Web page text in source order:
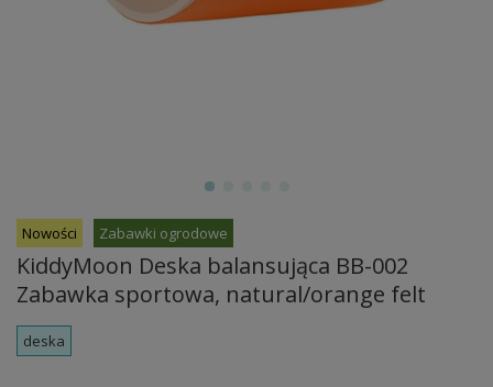
Nowości Zabawki ogrodowe
KiddyMoon Deska balansująca BB-002
Zabawka sportowa, natural/orange felt
deska